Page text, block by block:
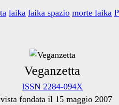
laika laika spazio morte laika
Veganzetta
ISSN 2284-094X
fondata il 15 maggio 2007